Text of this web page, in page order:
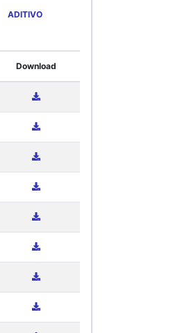
ADITIVO
Download